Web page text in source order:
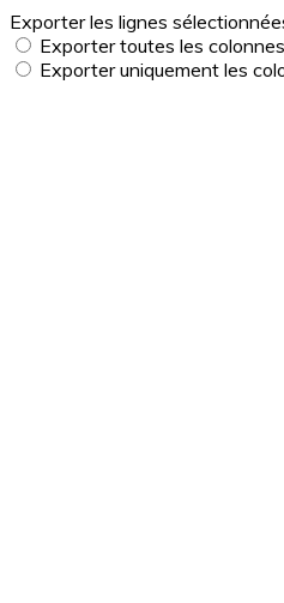
Exporter les lignes
Exporter toutes les colonnes
Exporter uniquement les